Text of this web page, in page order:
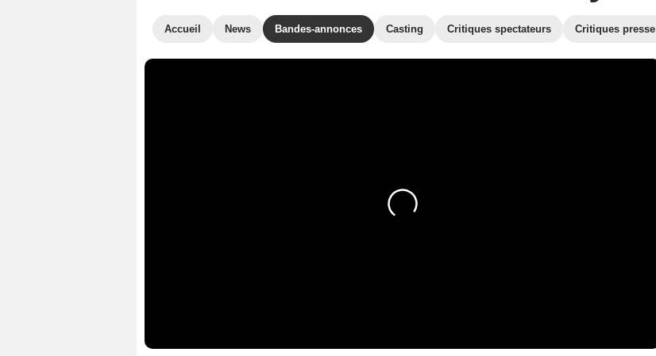
Accueil News Bandes-annonces Casting Critiques spectateurs Critiques presse